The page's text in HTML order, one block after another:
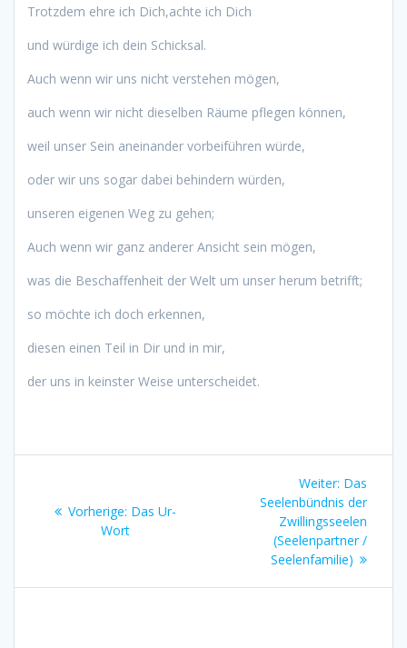
Trotzdem ehre ich Dich,achte ich Dich
und würdige ich dein Schicksal.
Auch wenn wir uns nicht verstehen mögen,
auch wenn wir nicht dieselben Räume pflegen können,
weil unser Sein aneinander vorbeiführen würde,
oder wir uns sogar dabei behindern würden,
unseren eigenen Weg zu gehen;
Auch wenn wir ganz anderer Ansicht sein mögen,
was die Beschaffenheit der Welt um unser herum betrifft;
so möchte ich doch erkennen,
diesen einen Teil in Dir und in mir,
der uns in keinster Weise unterscheidet.
Beitragsnavigation
Vorherige: Vorheriger
Beitrag:
Das Ur-
Wort
Weiter: Nächster
Beitrag:
Das
Seelenbündnis der
Zwillingsseelen
(Seelenpartner /
Seelenfamilie)